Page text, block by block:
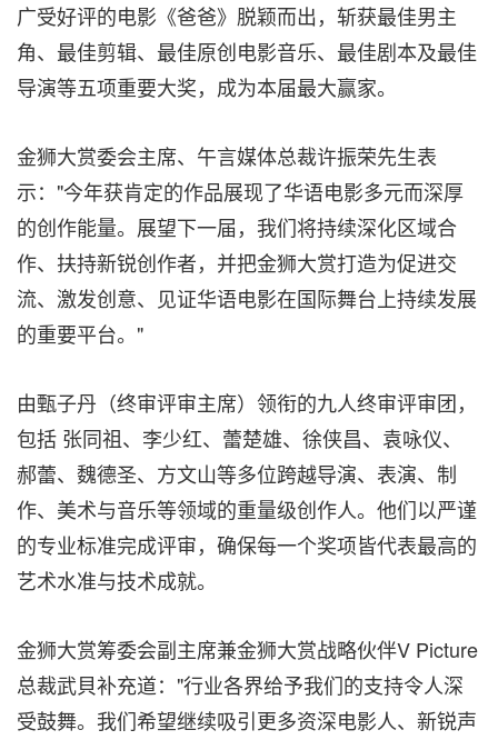
广受好评的电影《爸爸》脱颖而出，斩获最佳男主
角、最佳剪辑、最佳原创电影音乐、最佳剧本及最佳
导演等五项重要大奖，成为本届最大赢家。
金狮大赏委会主席、午言媒体总裁许振荣先生表
示："今年获肯定的作品展现了华语电影多元而深厚
的创作能量。展望下一届，我们将持续深化区域合
作、扶持新锐创作者，并把金狮大赏打造为促进交
流、激发创意、见证华语电影在国际舞台上持续发展
的重要平台。"
由甄子丹（终审评审主席）领衔的九人终审评审团，
包括 张同祖、李少红、蕾楚雄、徐侠昌、袁咏仪、
郝蕾、魏德圣、方文山等多位跨越导演、表演、制
作、美术与音乐等领域的重量级创作人。他们以严谨
的专业标准完成评审，确保每一个奖项皆代表最高的
艺术水准与技术成就。
金狮大赏筹委会副主席兼金狮大赏战略伙伴V Picture
总裁武貝补充道："行业各界给予我们的支持令人深
受鼓舞。我们希望继续吸引更多资深电影人、新锐声